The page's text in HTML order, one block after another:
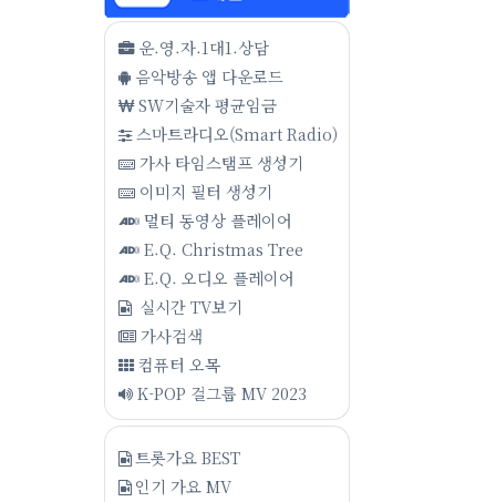
운.영.자.1대1.상담
음악방송 앱 다운로드
SW기술자 평균임금
스마트라디오(Smart Radio)
가사 타임스탬프 생성기
이미지 필터 생성기
멀티 동영상 플레이어
E.Q. Christmas Tree
E.Q. 오디오 플레이어
실시간 TV보기
가사검색
컴퓨터 오목
K-POP 걸그룹 MV 2023
트롯가요 BEST
인기 가요 MV